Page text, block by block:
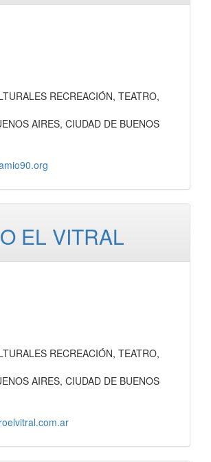
RECREACIÓN, TEATRO,
AIRES, CIUDAD DE BUENOS
EL VITRAL
RECREACIÓN, TEATRO,
AIRES, CIUDAD DE BUENOS